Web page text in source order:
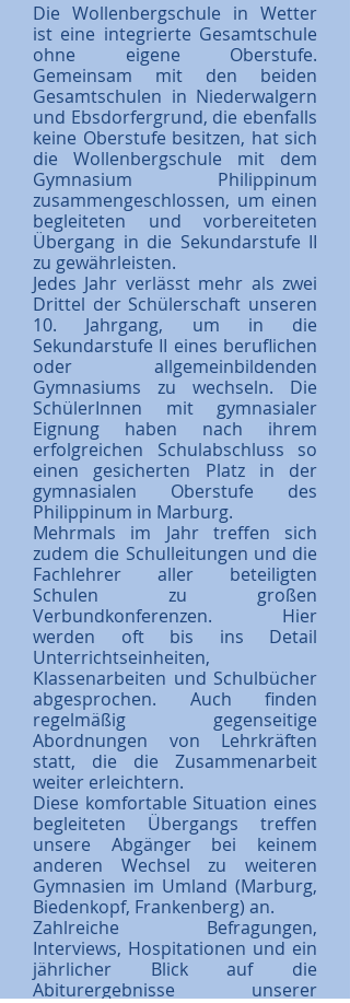
Die Wollenbergschule in Wetter
ist eine integrierte Gesamtschule
ohne eigene Oberstufe.
Gemeinsam mit den beiden
Gesamtschulen in Niederwalgern
und Ebsdorfergrund, die ebenfalls
keine Oberstufe besitzen, hat sich
die Wollenbergschule mit dem
Gymnasium Philippinum
zusammengeschlossen, um einen
begleiteten und vorbereiteten
Übergang in die Sekundarstufe II
zu gewährleisten.
Jedes Jahr verlässt mehr als zwei
Drittel der Schülerschaft unseren
10. Jahrgang, um in die
Sekundarstufe II eines beruflichen
oder allgemeinbildenden
Gymnasiums zu wechseln. Die
SchülerInnen mit gymnasialer
Eignung haben nach ihrem
erfolgreichen Schulabschluss so
einen gesicherten Platz in der
gymnasialen Oberstufe des
Philippinum in Marburg.
Mehrmals im Jahr treffen sich
zudem die Schulleitungen und die
Fachlehrer aller beteiligten
Schulen zu großen
Verbundkonferenzen. Hier
werden oft bis ins Detail
Unterrichtseinheiten,
Klassenarbeiten und Schulbücher
abgesprochen. Auch finden
regelmäßig gegenseitige
Abordnungen von Lehrkräften
statt, die die Zusammenarbeit
weiter erleichtern.
Diese komfortable Situation eines
begleiteten Übergangs treffen
unsere Abgänger bei keinem
anderen Wechsel zu weiteren
Gymnasien im Umland (Marburg,
Biedenkopf, Frankenberg) an.
Zahlreiche Befragungen,
Interviews, Hospitationen und ein
jährlicher Blick auf die
Abiturergebnisse unserer